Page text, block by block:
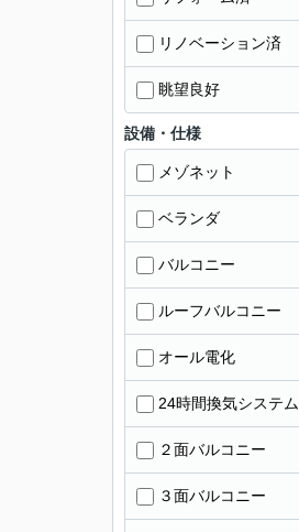
リノベーション済
眺望良好
設備・仕様
メゾネット
ベランダ
バルコニー
ルーフバルコニー
オール電化
24時間換気システム
２面バルコニー
３面バルコニー